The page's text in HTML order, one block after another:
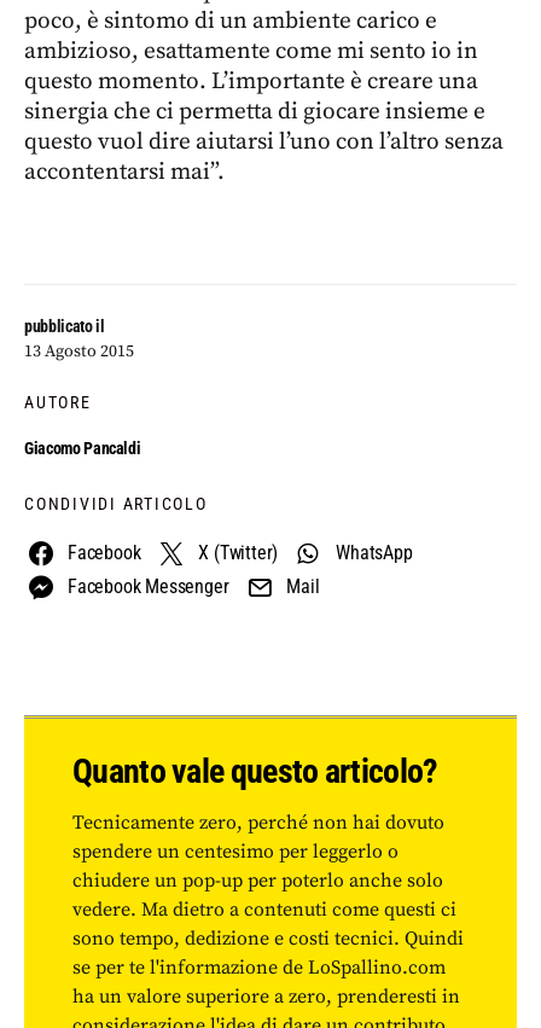
pubblicato il
13 Agosto 2015
AUTORE
Giacomo Pancaldi
CONDIVIDI ARTICOLO
Facebook X (Twitter)
WhatsApp
Facebook Messenger
Mail
poco, è sintomo di un ambiente carico e
ambizioso, esattamente come mi sento io in
questo momento. L’importante è creare una
sinergia che ci permetta di giocare insieme e
questo vuol dire aiutarsi l’uno con l’altro senza
accontentarsi mai”.
Quanto vale questo articolo?
Tecnicamente zero, perché non hai dovuto
spendere un centesimo per leggerlo o
chiudere un pop-up per poterlo anche solo
vedere. Ma dietro a contenuti come questi ci
sono tempo, dedizione e costi tecnici. Quindi
se per te l'informazione de LoSpallino.com
ha un valore superiore a zero, prenderesti in